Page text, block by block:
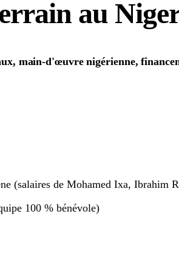
au
main-d'œuvre nigérienne,
de Mohamed Ixa, Ibrahim
100 % bénévole)